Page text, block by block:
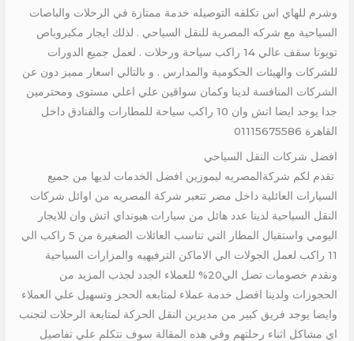
وشرم للهاي اس تكلفه التوصيله خدمة ممتازة في الرحلات والباصات
السياحية مع شركه المصرية للنقل السياحي . لذلك ايجار مكيروباص
تويوتا سقف عالي 14 راكب سياحة ورحلات . لعمل جميع الدورات
للشركات والهيئات الحكومية والمدارس . و بالتالي اسعار مميز دون عن
الشركات المنافسة لدينا وكمان سواقين علي اعلي مستوى ومحترمين
جدا يوجد ايضا اتش وان 10 راكب سياحة للمطارات والفنادق داخل
القاهرة 01115675586
افضل شركات النقل السياحي
تقدم لكم شركةالمصريه ليموزين افضل الخدمات لديها من جميع
السيارات العائلية داخل مصر تتعبر شركة المصريه من اوائل شركات
النقل السياحية لدينا عدد هائل من سيارات هيونداي اتش وان للايجار
اليومي واستقبال المطار التي تناسب العائلات الصغيرة من 5 راكب الي
11 راكب لعمل الجولات الي الاماكن الترفيهيه والمزارات السياحية
ونقدم خصومات تصل الي20% للعملاء الجدد لجذب المزيد من
الحجوزات ولدينا افضل خدمة عملاء لمتابعه الحجز وتسهيل علي العملاء
وايضا يوجد فريق كبير من مديرين النقل الحركة لمتابعة الرحلات لتجنب
اي مشاكل اثناء رحلتهم وفي هذه المقالة سوف نتكلم علي تفاصيل